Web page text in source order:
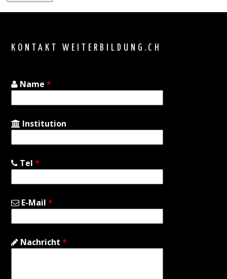
KONTAKT WEITERBILDUNG.CH
Name*
Institution
Tel*
E-Mail*
Nachricht*